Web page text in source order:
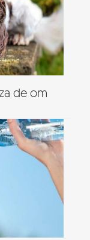
de om